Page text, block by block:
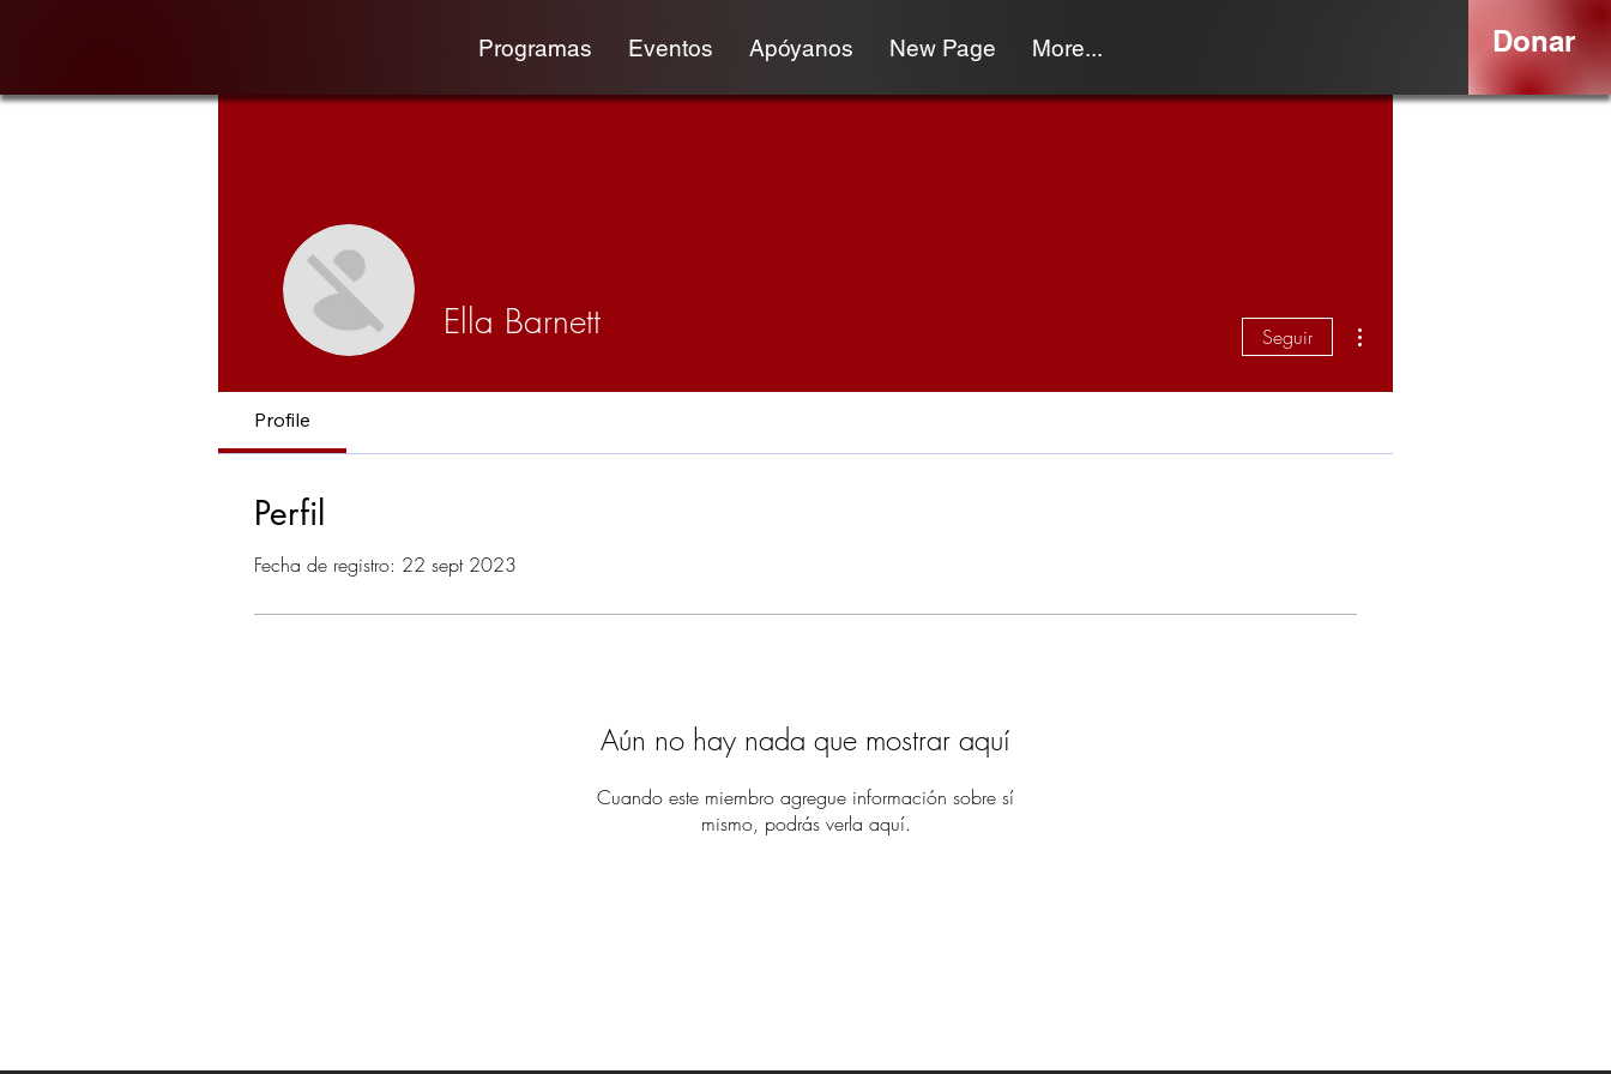
Programas Eventos Apóyanos New Page More... Donar
Ella Barnett Seguir
Profile
Perfil
Fecha de registro: 22 sept 2023
Aún no hay nada que mostrar aquí
Cuando este miembro agregue información sobre sí
mismo, podrás verla aquí.